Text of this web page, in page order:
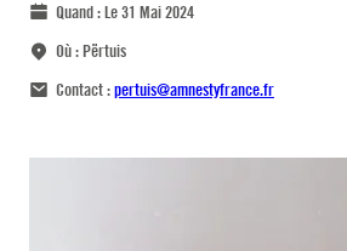
Quand :Le 31 Mai 2024
Où :Përtuis
Contact :pertuis@amnestyfrance.fr